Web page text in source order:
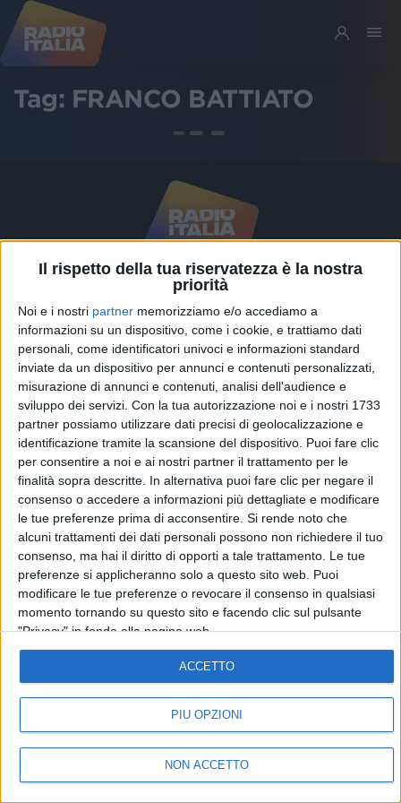
Il rispetto della tua riservatezza è la nostra
priorità
Noi e i nostri partner memorizziamo e/o accediamo a
informazioni su un dispositivo, come i cookie, e trattiamo dati
personali, come identificatori univoci e informazioni standard
inviate da un dispositivo per annunci e contenuti personalizzati,
misurazione di annunci e contenuti, analisi dell'audience e
sviluppo dei servizi. Con la tua autorizzazione noi e i nostri 1733
partner possiamo utilizzare dati precisi di geolocalizzazione e
identificazione tramite la scansione del dispositivo. Puoi fare clic
per consentire a noi e ai nostri partner il trattamento per le
finalità sopra descritte. In alternativa puoi fare clic per negare il
consenso o accedere a informazioni più dettagliate e modificare
le tue preferenze prima di acconsentire. Si rende noto che
alcuni trattamenti dei dati personali possono non richiedere il tuo
consenso, ma hai il diritto di opporti a tale trattamento. Le tue
preferenze si applicheranno solo a questo sito web. Puoi
modificare le tue preferenze o revocare il consenso in qualsiasi
momento tornando su questo sito e facendo clic sul pulsante
"Privacy" in fondo alla pagina web.
PIÙ OPZIONI
NON ACCETTO
ACCETTO
Tag: FRANCO BATTIATO
Pubblicita' Regolamenti
Mobile Radio Italia Tv
Codice etico Riservatezza
SEGUICI
© 2026 RADIO ITALIA S.p.A. P.IVA 06832230152 | Tutti i diritti riservati. Per
le opere dell'ingegno contenute nel sito sono stati assolti gli obblighi
derivanti dalla normativa dei diritti d'autore e dei diritti connessi.
Capitale Sociale € 580.000,00 interamente versato. Iscr. Reg. Imprese
Milano - C.F. e n° iscrizione 06832230152. Iscritta al R.E.A. di Milano al n°
1125258. Testata giornalistica Registrata n°286 - 3 Aprile 1987.
Sede Amministrativa: Viale Europa 49, 20093 Cologno Monzese (Mi)
|Tel. +39 02 254441 | Fax +39 02 25444220
TORNA SU